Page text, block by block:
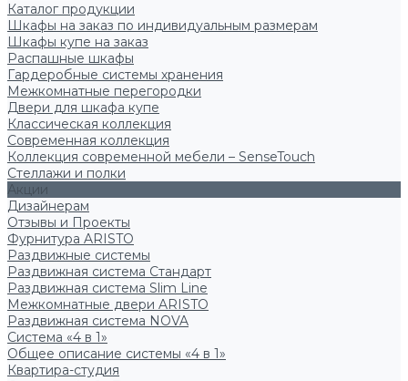
Каталог продукции
Шкафы на заказ по индивидуальным размерам
Шкафы купе на заказ
Распашные шкафы
Гардеробные системы хранения
Межкомнатные перегородки
Двери для шкафа купе
Классическая коллекция
Современная коллекция
Коллекция современной мебели – SenseTouch
Стеллажи и полки
Акции
Дизайнерам
Отзывы и Проекты
Фурнитура ARISTO
Раздвижные системы
Раздвижная система Стандарт
Раздвижная система Slim Line
Межкомнатные двери ARISTO
Раздвижная система NOVA
Система «4 в 1»
Общее описание системы «4 в 1»
Квартира-студия